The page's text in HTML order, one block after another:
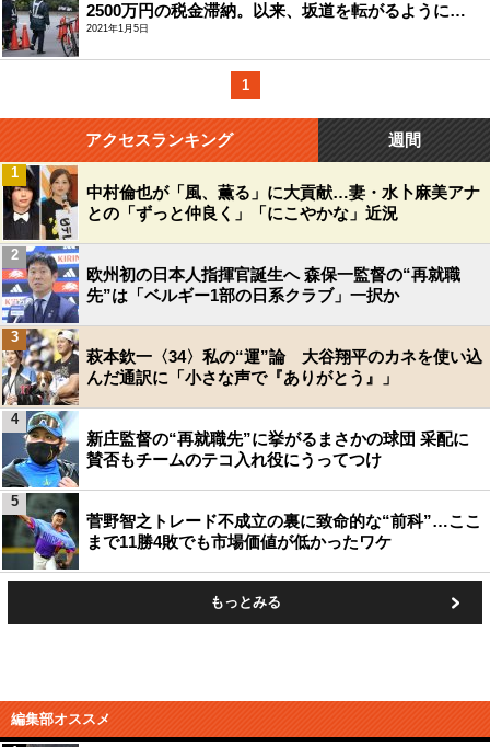
2500万円の税金滞納。以来、坂道を転がるように…
2021年1月5日
1
アクセスランキング 週間
中村倫也が「風、薫る」に大貢献…妻・水卜麻美アナ
との「ずっと仲良く」「にこやかな」近況
1
欧州初の日本人指揮官誕生へ 森保一監督の“再就職
先”は「ベルギー1部の日系クラブ」一択か
2
萩本欽一〈34〉私の“運”論 大谷翔平のカネを使い込
んだ通訳に「小さな声で『ありがとう』」
3
新庄監督の“再就職先”に挙がるまさかの球団 采配に
賛否もチームのテコ入れ役にうってつけ
4
菅野智之トレード不成立の裏に致命的な“前科”…ここ
まで11勝4敗でも市場価値が低かったワケ
5
もっとみる
編集部オススメ